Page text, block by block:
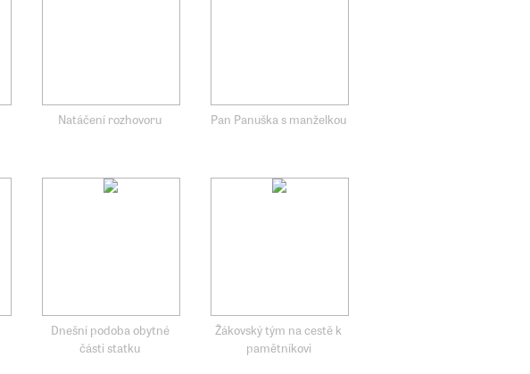
Natáčení rozhovoru Pan Panuška s manželkou
Dnešní podoba obytné
části statku
Žákovský tým na cestě k
pamětníkovi